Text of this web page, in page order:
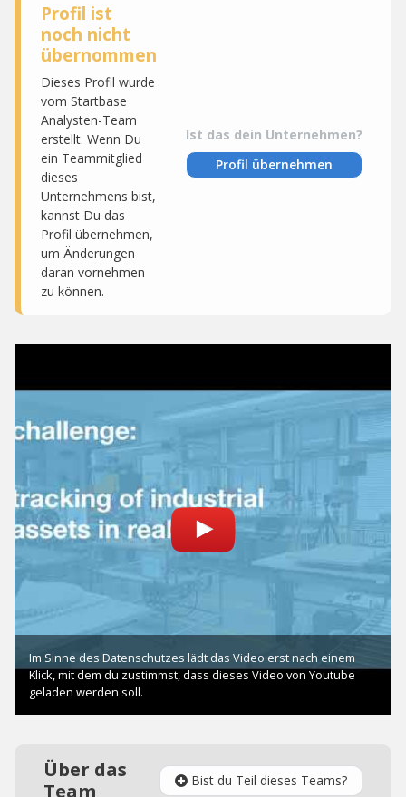
Profil ist
noch nicht
übernommen
Dieses Profil wurde
vom Startbase
Analysten-Team
erstellt. Wenn Du
ein Teammitglied
dieses
Unternehmens bist,
kannst Du das
Profil übernehmen,
um Änderungen
daran vornehmen
zu können.
Ist das dein Unternehmen?
Profil übernehmen
Über das
Team
Bist du Teil dieses Teams?